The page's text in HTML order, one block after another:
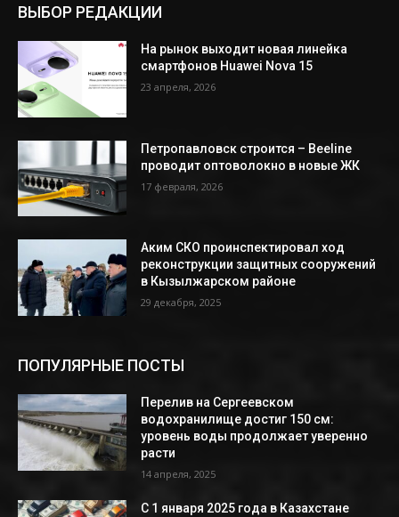
ВЫБОР РЕДАКЦИИ
На рынок выходит новая линейка
смартфонов Huawei Nova 15
23 апреля, 2026
Петропавловск строится – Beeline
проводит оптоволокно в новые ЖК
17 февраля, 2026
Аким СКО проинспектировал ход
реконструкции защитных сооружений
в Кызылжарском районе
29 декабря, 2025
ПОПУЛЯРНЫЕ ПОСТЫ
Перелив на Сергеевском
водохранилище достиг 150 см:
уровень воды продолжает уверенно
расти
14 апреля, 2025
С 1 января 2025 года в Казахстане